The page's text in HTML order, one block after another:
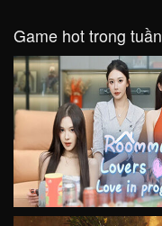
Game hot trong tuần
VIEW